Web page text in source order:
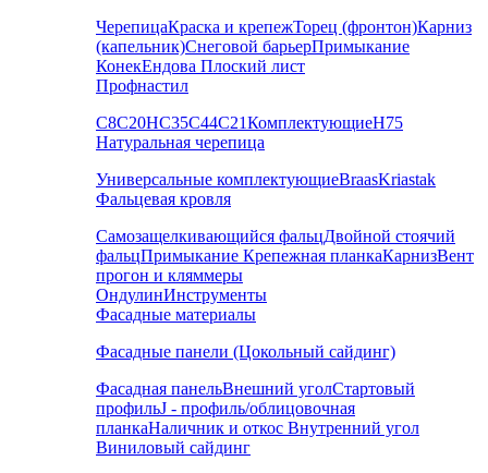
ЧерепицаКраска и крепежТорец (фронтон)Карниз
(капельник)Снеговой барьерПримыкание
КонекЕндова Плоский лист
Профнастил
С8С20НС35С44С21КомплектующиеН75
Натуральная черепица
Универсальные комплектующиеBraasKriastak
Фальцевая кровля
Самозащелкивающийся фальцДвойной стоячий
фальцПримыкание Крепежная планкаКарнизВент
прогон и кляммеры
ОндулинИнструменты
Фасадные материалы
Фасадные панели (Цокольный сайдинг)
Фасадная панельВнешний уголСтартовый
профильJ - профиль/облицовочная
планкаНаличник и откос Внутренний угол
Виниловый сайдинг